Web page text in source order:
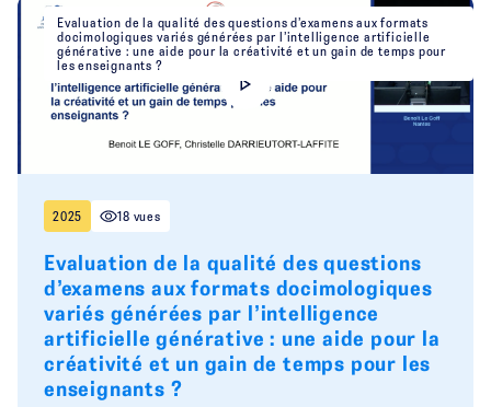
Evaluation de la qualité des questions d’examens aux formats
docimologiques variés générées par l’intelligence artificielle
générative : une aide pour la créativité et un gain de temps pour
les enseignants ?
2025 18 vues
Evaluation de la qualité des questions
d’examens aux formats docimologiques
variés générées par l’intelligence
artificielle générative : une aide pour la
créativité et un gain de temps pour les
enseignants ?